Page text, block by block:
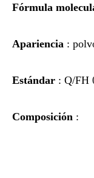
Fórmula
Apariencia :
Estándar : Q/FH
Composición :